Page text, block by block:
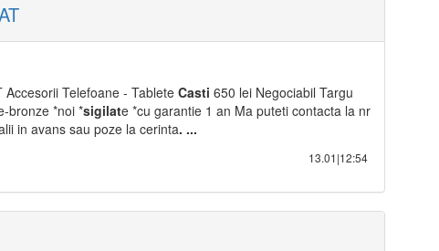
Telefoane - Tablete Casti 650 lei Negociabil Targu
bronze *noi *sigilate *cu garantie 1 an Ma puteti contacta la nr
in avans sau poze la cerinta. ...
13.01|12:54